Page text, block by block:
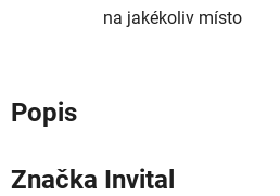
na jakékoliv místo
Popis
Značka Invital